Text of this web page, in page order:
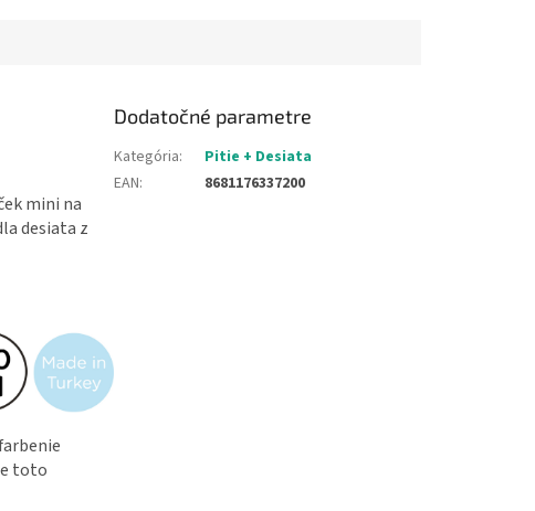
mini na
desiata z
toto
Dodatočné parametre
Kategória:
Pitie + Desiata
EAN: 8681176337200